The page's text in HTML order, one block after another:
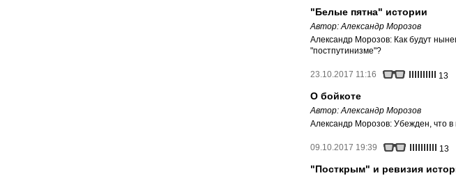
"Белые пятна" истории
Автор:Александр Морозов
Александр Морозов: Как будут
"постпутинизме"?
23.10.2017 11:16 13
О бойкоте
Автор:Александр Морозов
Александр Морозов: Убежден, что
09.10.2017 19:39 13
"Посткрым" и ревизия